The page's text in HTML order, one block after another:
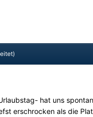
hat uns
erschrocken als die